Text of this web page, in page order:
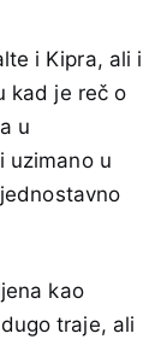
i Kipra, ali i
kad je reč o
u
uzimano u
kao
traje, ali